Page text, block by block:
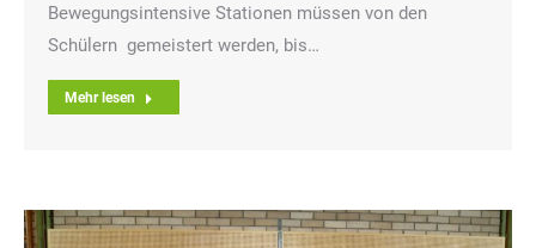
Bewegungsintensive Stationen müssen von den
Schülern gemeistert werden, bis…
Mehr lesen